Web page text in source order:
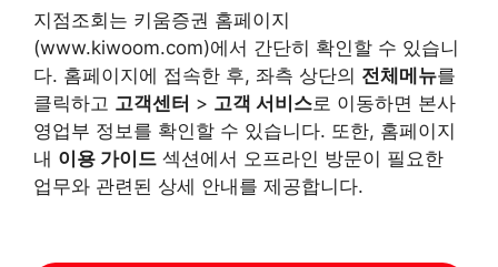
지점조회는 키움증권 홈페이지
(www.kiwoom.com)에서 간단히 확인할 수 있습니
다. 홈페이지에 접속한 후, 좌측 상단의 전체메뉴를
클릭하고 고객센터 > 고객 서비스로 이동하면 본사
영업부 정보를 확인할 수 있습니다. 또한, 홈페이지
내 이용 가이드 섹션에서 오프라인 방문이 필요한
업무와 관련된 상세 안내를 제공합니다.